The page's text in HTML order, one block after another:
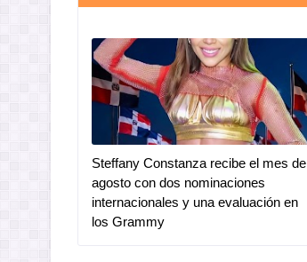
Steffany Constanza recibe el mes de
agosto con dos nominaciones
internacionales y una evaluación en
los Grammy